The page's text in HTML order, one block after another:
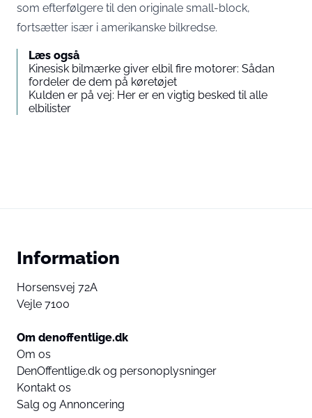
som efterfølgere til den originale small-block,
fortsætter især i amerikanske bilkredse.
Læs også
Kinesisk bilmærke giver elbil fire motorer: Sådan
fordeler de dem på køretøjet
Kulden er på vej: Her er en vigtig besked til alle
elbilister
Information
Horsensvej 72A
Vejle 7100
Om denoffentlige.dk
Om os
DenOffentlige.dk og personoplysninger
Kontakt os
Salg og Annoncering